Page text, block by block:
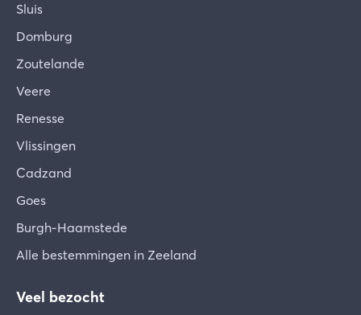
Sluis
Domburg
Zoutelande
Veere
Renesse
Vlissingen
Cadzand
Goes
Burgh-Haamstede
Alle bestemmingen in Zeeland
Veel bezocht